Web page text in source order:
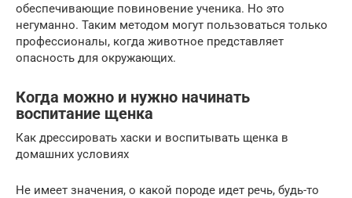
обеспечивающие повиновение ученика. Но это
негуманно. Таким методом могут пользоваться только
профессионалы, когда животное представляет
опасность для окружающих.
Когда можно и нужно начинать
воспитание щенка
Как дрессировать хаски и воспитывать щенка в
домашних условиях
Не имеет значения, о какой породе идет речь, будь-то